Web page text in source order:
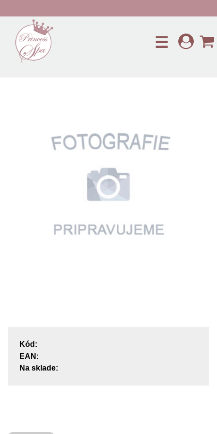
☰
Kód:
EAN:
Na sklade: